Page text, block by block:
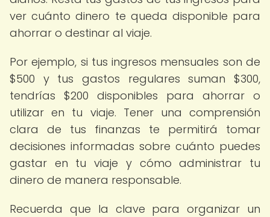
ver cuánto dinero te queda disponible para
ahorrar o destinar al viaje.
Por ejemplo, si tus ingresos mensuales son de
$500 y tus gastos regulares suman $300,
tendrías $200 disponibles para ahorrar o
utilizar en tu viaje. Tener una comprensión
clara de tus finanzas te permitirá tomar
decisiones informadas sobre cuánto puedes
gastar en tu viaje y cómo administrar tu
dinero de manera responsable.
Recuerda que la clave para organizar un